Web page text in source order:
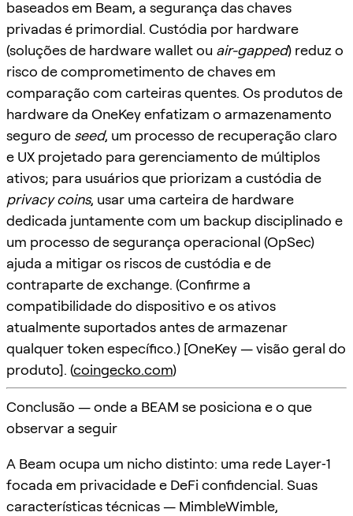
baseados em Beam, a segurança das chaves
privadas é primordial. Custódia por hardware
(soluções de hardware wallet ou air-gapped) reduz o
risco de comprometimento de chaves em
comparação com carteiras quentes. Os produtos de
hardware da OneKey enfatizam o armazenamento
seguro de seed, um processo de recuperação claro
e UX projetado para gerenciamento de múltiplos
ativos; para usuários que priorizam a custódia de
privacy coins, usar uma carteira de hardware
dedicada juntamente com um backup disciplinado e
um processo de segurança operacional (OpSec)
ajuda a mitigar os riscos de custódia e de
contraparte de exchange. (Confirme a
compatibilidade do dispositivo e os ativos
atualmente suportados antes de armazenar
qualquer token específico.) [OneKey — visão geral do
produto]. (coingecko.com)
Conclusão — onde a BEAM se posiciona e o que
observar a seguir
A Beam ocupa um nicho distinto: uma rede Layer‑1
focada em privacidade e DeFi confidencial. Suas
características técnicas — MimbleWimble,